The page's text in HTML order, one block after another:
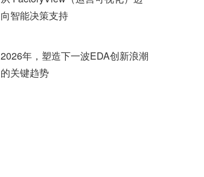
向智能决策支持
2026年，塑造下一波EDA创新浪潮
的关键趋势